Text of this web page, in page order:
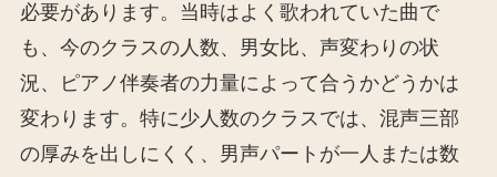
必要があります。当時はよく歌われていた曲で
も、今のクラスの人数、男女比、声変わりの状
況、ピアノ伴奏者の力量によって合うかどうかは
変わります。特に少人数のクラスでは、混声三部
の厚みを出しにくく、男声パートが一人または数